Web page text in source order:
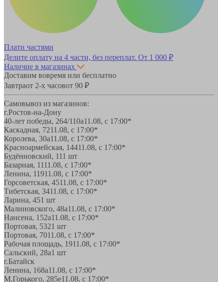
Плати частями
Делите оплату на 4 части, без переплат. От 1 000 ₽
Наличие в магазинах
Доставим вовремя или бесплатно
Завтраот 2-х часовот 90 ₽
Самовывоз из магазинов:
г.Ростов-на-Дону
40-лет победы, 264/110а11.08, с 17:00*
Каскадная, 7211.08, с 17:00*
Королева, 30а11.08, с 17:00*
Красноармейская, 14411.08, с 17:00*
Будённовский, 111 шт
Базарная, 1111.08, с 17:00*
Ленина, 11911.08, с 17:00*
Горсоветская, 4511.08, с 17:00*
Тибетская, 3411.08, с 17:00*
Ларина, 451 шт
Малиновского, 48а11.08, с 17:00*
Нансена, 152а11.08, с 17:00*
Портовая, 5321 шт
Портовая, 7011.08, с 17:00*
Рабочая площадь, 1911.08, с 17:00*
Сальский, 28a1 шт
г.Батайск
Ленина, 168а11.08, с 17:00*
М.Горького, 285е11.08, с 17:00*